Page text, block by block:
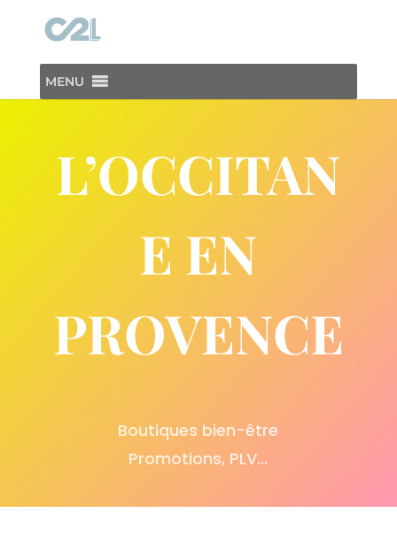
MENU
L’OCCITAN
E EN
PROVENCE
Boutiques bien-être
Promotions, PLV…